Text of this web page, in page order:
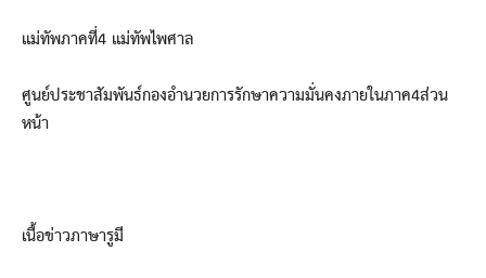
แม่ทัพภาคที่4 แม่ทัพไพศาล
ศูนย์ประชาสัมพันธ์กองอำนวยการรักษาความมั่นคงภายในภาค4ส่วน
หน้า
เนื้อข่าวภาษารูมี